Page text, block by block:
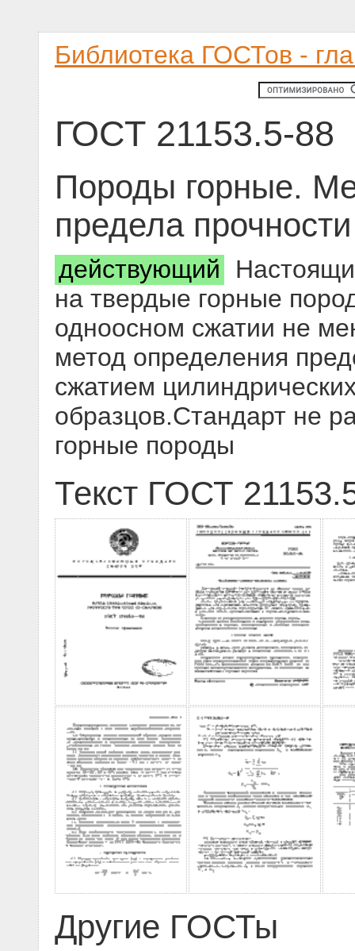
Библиотека ГОСТов -
ГОСТ 21153.5-88
Породы горные.
предела
действующий
на твердые горные
одноосном сжатии не
метод определения
сжатием
образцов.Стандарт не
горные породы
Текст ГОСТ
Другие ГОСТы